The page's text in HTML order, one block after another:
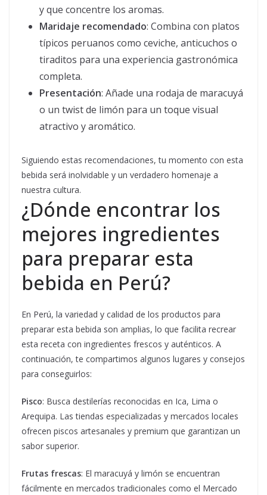
y que concentre los aromas.
Maridaje recomendado: Combina con platos
típicos peruanos como ceviche, anticuchos o
tiraditos para una experiencia gastronómica
completa.
Presentación: Añade una rodaja de maracuyá
o un twist de limón para un toque visual
atractivo y aromático.
Siguiendo estas recomendaciones, tu momento con esta
bebida será inolvidable y un verdadero homenaje a
nuestra cultura.
¿Dónde encontrar los
mejores ingredientes
para preparar esta
bebida en Perú?
En Perú, la variedad y calidad de los productos para
preparar esta bebida son amplias, lo que facilita recrear
esta receta con ingredientes frescos y auténticos. A
continuación, te compartimos algunos lugares y consejos
para conseguirlos:
Pisco: Busca destilerías reconocidas en Ica, Lima o
Arequipa. Las tiendas especializadas y mercados locales
ofrecen piscos artesanales y premium que garantizan un
sabor superior.
Frutas frescas: El maracuyá y limón se encuentran
fácilmente en mercados tradicionales como el Mercado